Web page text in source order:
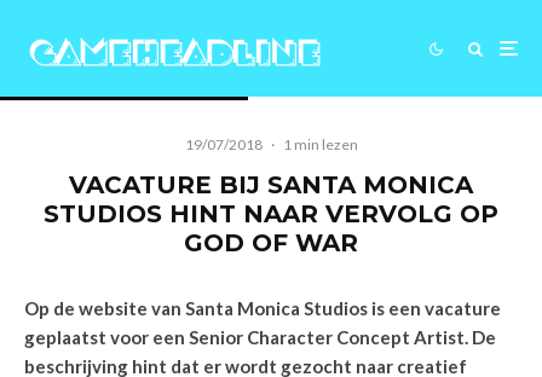
19/07/2018 · 1 min lezen
VACATURE BIJ SANTA MONICA
STUDIOS HINT NAAR VERVOLG OP
GOD OF WAR
Op de website van Santa Monica Studios is een vacature
geplaatst voor een Senior Character Concept Artist. De
beschrijving hint dat er wordt gezocht naar creatief